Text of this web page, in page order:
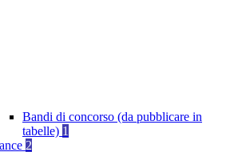
Bandi di concorso (da pubblicare in
tabelle) 1
2